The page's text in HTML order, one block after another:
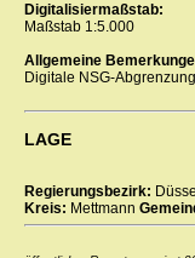
Digitalisiermaßstab:
Maßstab 1:5.000
Allgemeine
Digitale NSG-
LAGE
Regierungsbezirk:
Kreis: Mettmann